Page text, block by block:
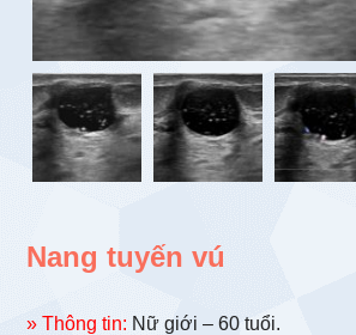
Nang tuyến vú
» Thông tin: Nữ giới – 60 tuổi.